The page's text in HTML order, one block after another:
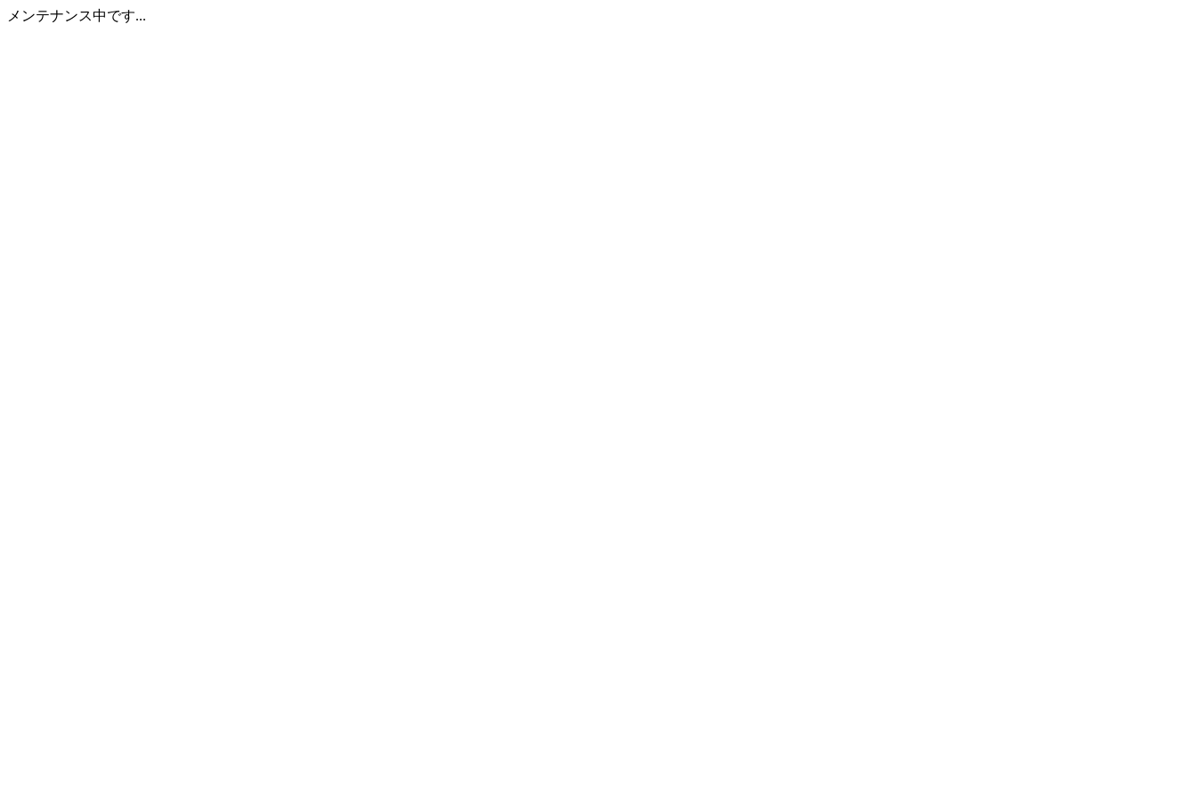
メンテナンス中です...